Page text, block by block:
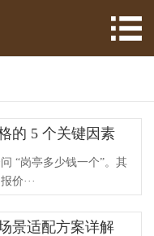
的 5 个关键因素
“岗亭多少钱一个”。其
价···
景适配方案详解